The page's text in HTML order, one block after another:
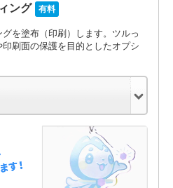
ング 有料
を塗布（印刷）します。ツルっ
刷面の保護を目的としたオプシ